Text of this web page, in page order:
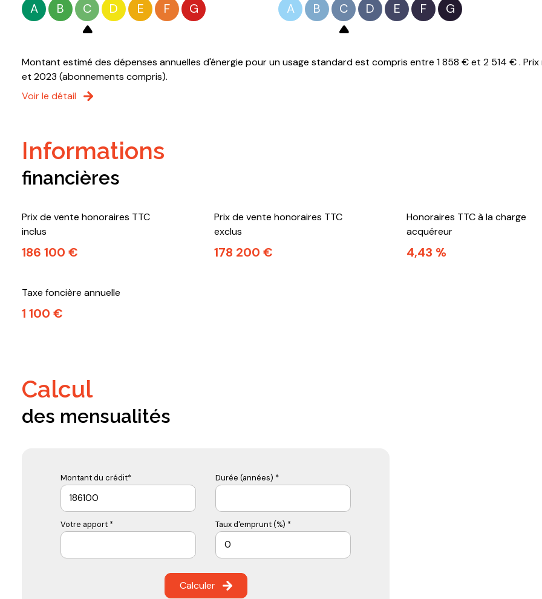
A B C D E F G A B C D E F G
Montant estimé des dépenses annuelles d'énergie pour un usage standard est compris entre 1 858 € et 2 514 € . Prix
et 2023 (abonnements compris).
Voir le détail
informations
financières
Prix de vente honoraires TTC
inclus
186 100 €
Prix de vente honoraires TTC
exclus
178 200 €
Honoraires TTC à la charge
acquéreur
4,43 %
Taxe foncière annuelle
1 100 €
calcul
des mensualités
Montant du crédit* Durée (années) *
Votre apport * Taux d'emprunt (%) *
Calculer